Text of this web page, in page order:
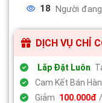
18 Người
DỊCH VỤ CHỈ
Lắp Đặt Luôn
Cam Kết Bán
Giảm 100.000đ